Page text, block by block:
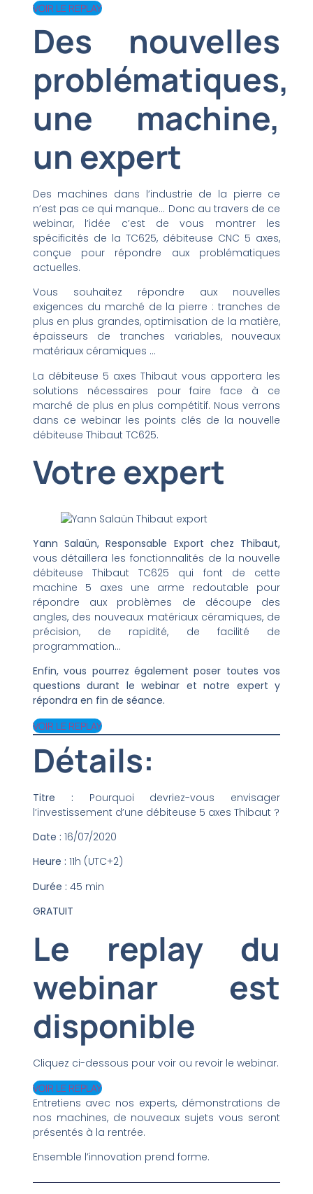
VOIR LE REPLAY
Des nouvelles
problématiques,
une machine,
un expert
Des machines dans l’industrie de la pierre ce
n’est pas ce qui manque… Donc au travers de ce
webinar, l’idée c’est de vous montrer les
spécificités de la TC625, débiteuse CNC 5 axes,
conçue pour répondre aux problématiques
actuelles.
Vous souhaitez répondre aux nouvelles
exigences du marché de la pierre : tranches de
plus en plus grandes, optimisation de la matière,
épaisseurs de tranches variables, nouveaux
matériaux céramiques …
La débiteuse 5 axes Thibaut vous apportera les
solutions nécessaires pour faire face à ce
marché de plus en plus compétitif. Nous verrons
dans ce webinar les points clés de la nouvelle
débiteuse Thibaut TC625.
Votre expert
Yann Salaün, Responsable Export chez Thibaut,
vous détaillera les fonctionnalités de la nouvelle
débiteuse Thibaut TC625 qui font de cette
machine 5 axes une arme redoutable pour
répondre aux problèmes de découpe des
angles, des nouveaux matériaux céramiques, de
précision, de rapidité, de facilité de
programmation…
Enfin, vous pourrez également poser toutes vos
questions durant le webinar et notre expert y
répondra en fin de séance.
VOIR LE REPLAY
Détails:
Titre : Pourquoi devriez-vous envisager
l’investissement d’une débiteuse 5 axes Thibaut ?
Date : 16/07/2020
Heure : 11h (UTC+2)
Durée : 45 min
GRATUIT
Le replay du
webinar est
disponible
Cliquez ci-dessous pour voir ou revoir le webinar.
VOIR LE REPLAY
Entretiens avec nos experts, démonstrations de
nos machines, de nouveaux sujets vous seront
présentés à la rentrée.
Ensemble l’innovation prend forme.